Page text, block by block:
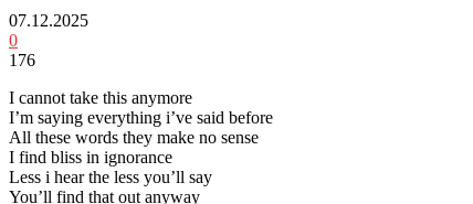
07.12.2025
0
176
I cannot take this anymore
I’m saying everything i’ve said before
All these words they make no sense
I find bliss in ignorance
Less i hear the less you’ll say
You’ll find that out anyway